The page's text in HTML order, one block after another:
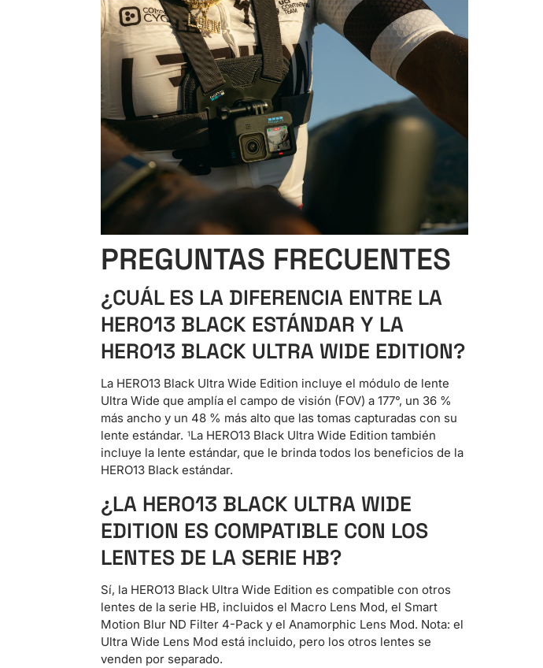
PREGUNTAS FRECUENTES
¿CUÁL ES LA DIFERENCIA ENTRE LA
HERO13 BLACK ESTÁNDAR Y LA
HERO13 BLACK ULTRA WIDE EDITION?
La HERO13 Black Ultra Wide Edition incluye el módulo de lente
Ultra Wide que amplía el campo de visión (FOV) a 177°, un 36 %
más ancho y un 48 % más alto que las tomas capturadas con su
lente estándar. 1La HERO13 Black Ultra Wide Edition también
incluye la lente estándar, que le brinda todos los beneficios de la
HERO13 Black estándar.
¿LA HERO13 BLACK ULTRA WIDE
EDITION ES COMPATIBLE CON LOS
LENTES DE LA SERIE HB?
Sí, la HERO13 Black Ultra Wide Edition es compatible con otros
lentes de la serie HB, incluidos el Macro Lens Mod, el Smart
Motion Blur ND Filter 4-Pack y el Anamorphic Lens Mod. Nota: el
Ultra Wide Lens Mod está incluido, pero los otros lentes se
venden por separado.